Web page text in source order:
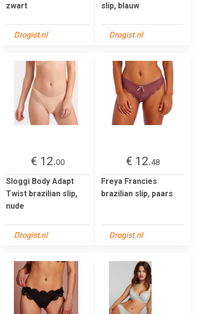
zwart
Drogist.nl
slip, blauw
Drogist.nl
€ 12.00
Sloggi Body Adapt
Twist brazilian slip,
nude
Drogist.nl
€ 12.48
Freya Francies
brazilian slip, paars
Drogist.nl